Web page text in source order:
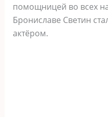
помощницей во всех
Брониславе Светин
актёром.